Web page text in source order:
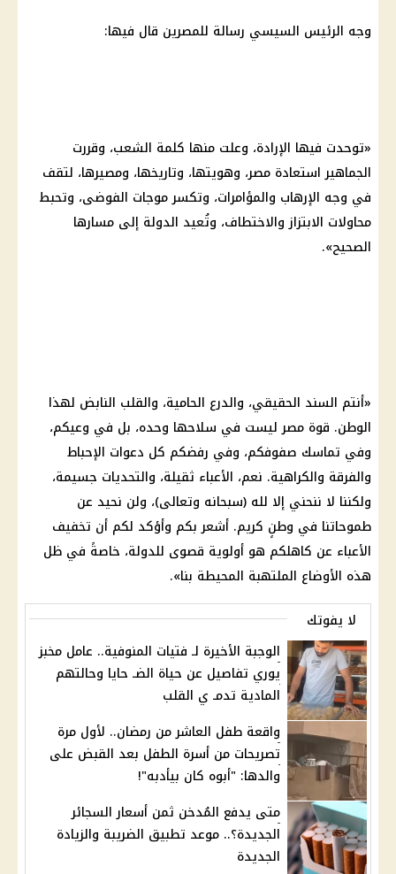
وجه الرئيس السيسي رسالة للمصرين قال فيها:
«توحدت فيها الإرادة، وعلت منها كلمة الشعب، وقررت
الجماهير استعادة مصر، وهويتها، وتاريخها، ومصيرها، لتقف
في وجه الإرهاب والمؤامرات، وتكسر موجات الفوضى، وتحبط
محاولات الابتزاز والاختطاف، وتُعيد الدولة إلى مسارها
الصحيح».
«أنتم السند الحقيقي، والدرع الحامية، والقلب النابض لهذا
الوطن. قوة مصر ليست في سلاحها وحده، بل في وعيكم،
وفي تماسك صفوفكم، وفي رفضكم كل دعوات الإحباط
والفرقة والكراهية. نعم، الأعباء ثقيلة، والتحديات جسيمة،
ولكننا لا ننحني إلا لله (سبحانه وتعالى)، ولن نحيد عن
طموحاتنا في وطنٍ كريم. أشعر بكم وأؤكد لكم أن تخفيف
الأعباء عن كاهلكم هو أولوية قصوى للدولة، خاصةً في ظل
هذه الأوضاع الملتهبة المحيطة بنا».
لا يفوتك
الوجبة الأخيرة لـ فتيات المنوفية.. عامل مخبز
يوري تفاصيل عن حياة الضـ حايا وحالتهم
المادية تدمـ ي القلب
واقعة طفل العاشر من رمضان.. لأول مرة
تصريحات من أسرة الطفل بعد القبض على
والدها: "أبوه كان بيأدبه"!
متى يدفع المُدخن ثمن أسعار السجائر
الجديدة؟.. موعد تطبيق الضريبة والزيادة
الجديدة